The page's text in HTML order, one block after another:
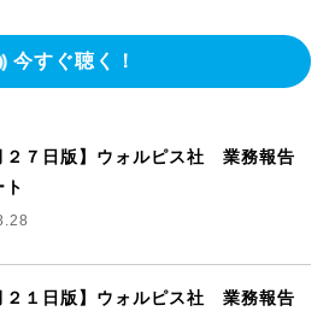
今すぐ聴く！
２７日版】ウォルピス社 業務報告
ト
２１日版】ウォルピス社 業務報告